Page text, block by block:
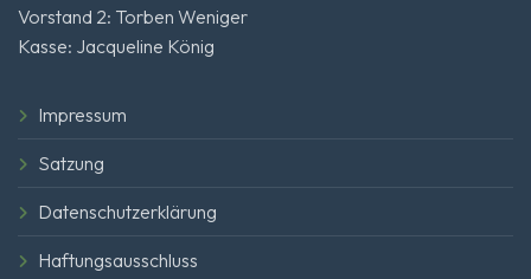
Vorstand 2: Torben Weniger
Kasse: Jacqueline König
Impressum
Satzung
Datenschutzerklärung
Haftungsausschluss